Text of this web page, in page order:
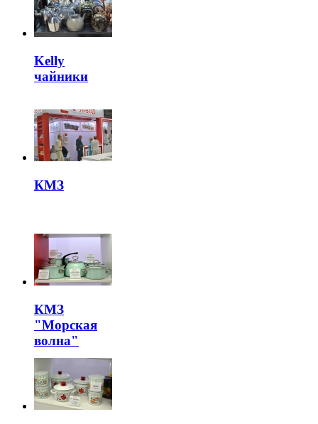
Kelly
чайники
КМЗ
КМЗ
"Морская
волна"